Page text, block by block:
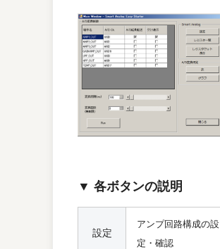
▼ 各ボタンの説明
設定
アンプ回路構成の設
定・確認